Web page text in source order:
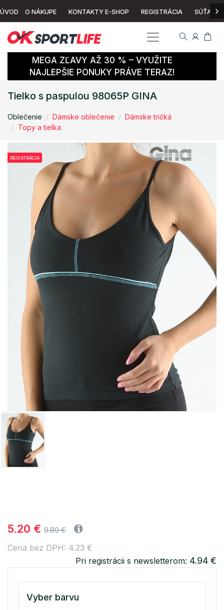
ÚVOD O NÁKUPE KONTAKTY E-SHOP REGISTRÁCIA SÚŤAŽ ›
MEGA ZĽAVY AŽ 30 % – VYUŽITE
NAJLEPŠIE PONUKY PRÁVE TERAZ!
Tielko s paspulou 98065P GINA
Oblečenie Dámske oblečenie
Dámske tričká
Topy a tielka
REGISTRÁCIA
5.20 € 9.80 €
Cena bez DPH: 4.23 €
Pri registrácii s newsletterom: 4.94 €
Vyber barvu